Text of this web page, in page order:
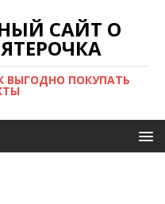
САЙТ О
ВЫГОДНО ПОКУПАТЬ